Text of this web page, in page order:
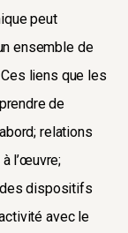
peut
ensemble de
liens que les
de
relations
l’œuvre;
des dispositifs
avec le